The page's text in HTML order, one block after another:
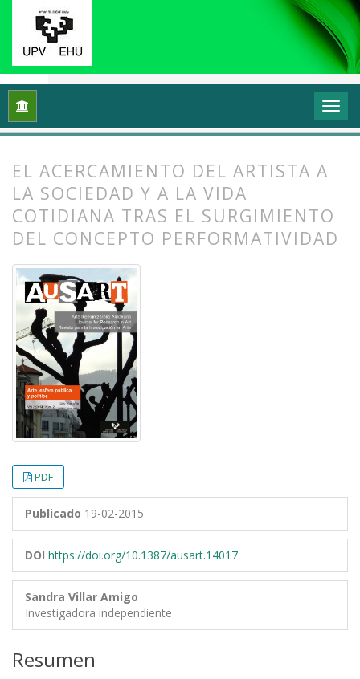
Inicio Vol. 2 Núm. 2 (2014): Arte, esfera pública y
EL ACERCAMIENTO DEL ARTISTA A
LA SOCIEDAD Y A LA VIDA
COTIDIANA TRAS EL SURGIMIENTO
DEL CONCEPTO PERFORMATIVIDAD
PDF
Publicado 19-02-2015
DOI https://doi.org/10.1387/ausart.14017
Sandra Villar Amigo
Investigadora independiente
Resumen